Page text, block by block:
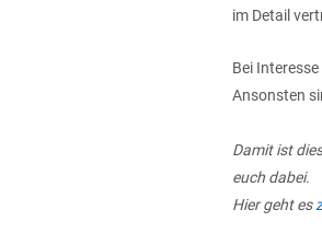
im Detail
Bei
Ansonsten
Damit ist
euch dabei.
Hier geht es